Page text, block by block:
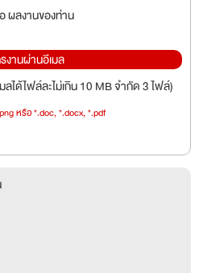
ผลงานของท่าน
งานผ่านอีเมล
ได้ไฟล์ละไม่เกิน 10 MB จำกัด 3 ไฟล์)
หรือ *.doc, *.docx, *.pdf